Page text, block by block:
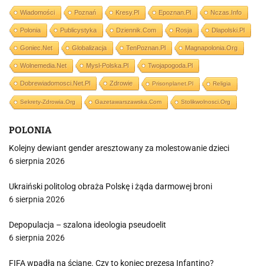
Wiadomości Poznań Kresy.pl Epoznan.pl Nczas.info
Polonia Publicystyka Dziennik.com Rosja Dlapolski.pl
Goniec.net Globalizacja TenPoznan.pl Magnapolonia.org
Wolnemedia.net Mysl-Polska.pl Twojapogoda.pl
Dobrewiadomosci.net.pl Zdrowie Prisonplanet.pl Religia
Sekrety-Zdrowia.org Gazetawarszawska.com Stolikwolnosci.org
POLONIA
Kolejny dewiant gender aresztowany za molestowanie dzieci
6 sierpnia 2026
Ukraiński politolog obraża Polskę i żąda darmowej broni
6 sierpnia 2026
Depopulacja – szalona ideologia pseudoelit
6 sierpnia 2026
FIFA wpadła na ścianę. Czy to koniec prezesa Infantino?